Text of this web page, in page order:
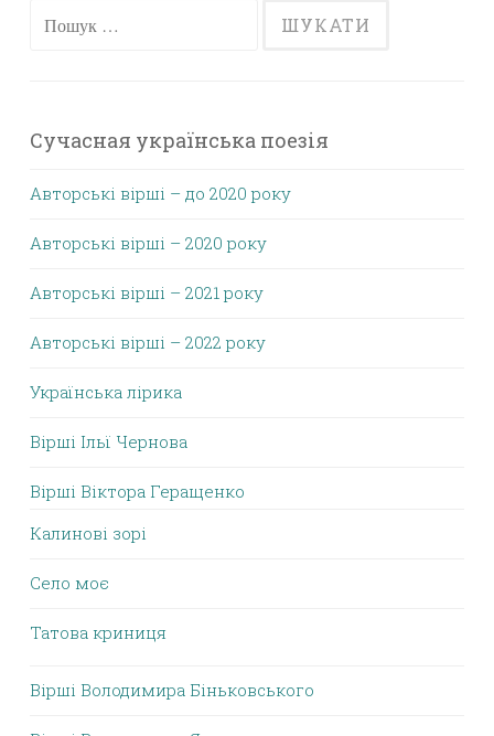
Пошук:
Сучасная українська поезія
Авторські вірші – до 2020 року
Авторські вірші – 2020 року
Авторські вірші – 2021 року
Авторські вірші – 2022 року
Українська лірика
Вірші Ільї Чернова
Вірші Віктора Геращенко
Калинові зорі
Село моє
Татова криниця
Вірші Володимира Біньковського